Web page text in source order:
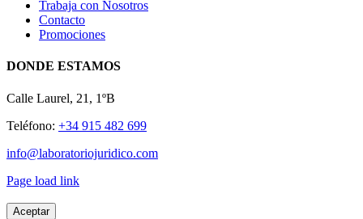
Trabaja con Nosotros
Contacto
Promociones
DONDE ESTAMOS
Calle Laurel, 21, 1ºB
Teléfono: +34 915 482 699
info@laboratoriojuridico.com
Page load link
Aceptar